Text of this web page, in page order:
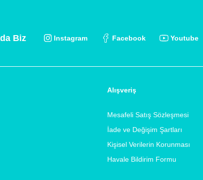
Biz Instagram Facebook Youtube
Alışveriş
Mesafeli Satış Sözleşmesi
İade ve Değişim Şartları
Kişisel Verilerin Korunması
Havale Bildirim Formu